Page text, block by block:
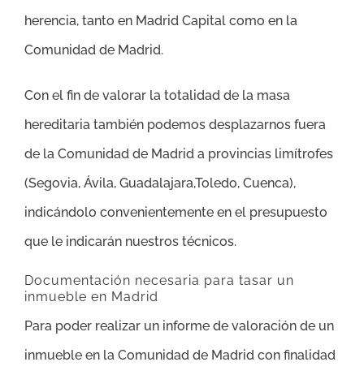
herencia, tanto en Madrid Capital como en la
Comunidad de Madrid.
Con el fin de valorar la totalidad de la masa
hereditaria también podemos desplazarnos fuera
de la Comunidad de Madrid a provincias limítrofes
(Segovia, Ávila, Guadalajara,Toledo, Cuenca),
indicándolo convenientemente en el presupuesto
que le indicarán nuestros técnicos.
Documentación necesaria para tasar un
inmueble en Madrid
Para poder realizar un informe de valoración de un
inmueble en la Comunidad de Madrid con finalidad